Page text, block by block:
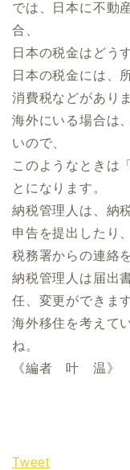
では、日本に不動
合、
日本の税金はどう
日本の税金には、
消費税などがあり
海外にいる場合は
いので、
このようなときは
とになります。
納税管理人は、納
申告を提出したり、
税務署からの連絡
納税管理人は届出
任、変更ができます
海外移住を考えて
ね。
《編者 叶 温》
Tweet